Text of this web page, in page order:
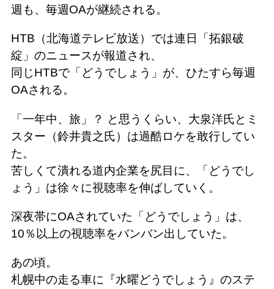
週も、毎週OAが継続される。
HTB（北海道テレビ放送）では連日「拓銀破
綻」のニュースが報道され、
同じHTBで「どうでしょう」が、ひたすら毎週
OAされる。
「一年中、旅」？ と思うくらい、大泉洋氏とミ
スター（鈴井貴之氏）は過酷ロケを敢行してい
た。
苦しくて潰れる道内企業を尻目に、「どうでし
ょう」は徐々に視聴率を伸ばしていく。
深夜帯にOAされていた「どうでしょう」は、
10％以上の視聴率をバンバン出していた。
あの頃。
札幌中の走る車に『水曜どうでしょう』のステ